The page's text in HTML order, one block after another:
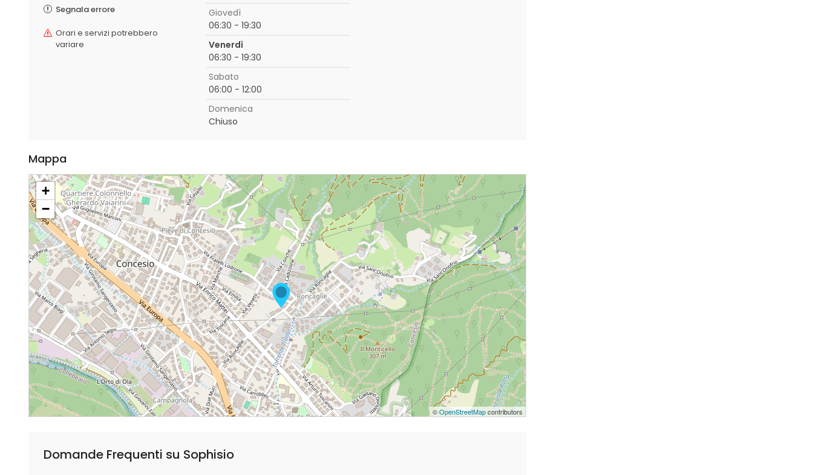
Segnala errore
Orari e servizi potrebbero
variare
Giovedì
06:30 - 19:30
Venerdì
06:30 - 19:30
Sabato
06:00 - 12:00
Domenica
Chiuso
Mappa
+
−
©OpenStreetMapcontributors
Domande Frequenti su Sophisio